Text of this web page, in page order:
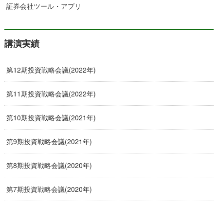
証券会社ツール・アプリ
講演実績
第12期投資戦略会議(2022年)
第11期投資戦略会議(2022年)
第10期投資戦略会議(2021年)
第9期投資戦略会議(2021年)
第8期投資戦略会議(2020年)
第7期投資戦略会議(2020年)